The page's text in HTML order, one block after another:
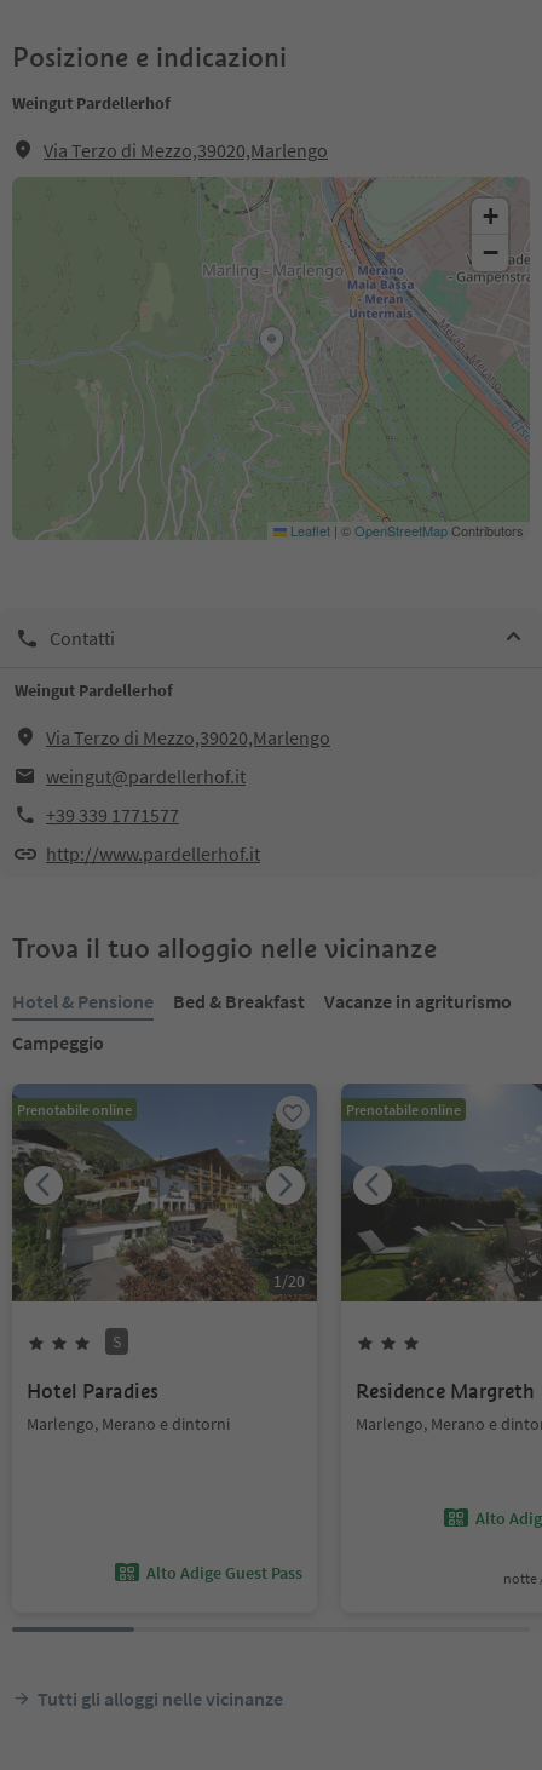
Posizione e indicazioni
Weingut Pardellerhof
Via Terzo di Mezzo,39020,Marlengo
+
−
Leaflet | ©OpenStreetMapContributors
Contatti
Weingut Pardellerhof
Via Terzo di Mezzo,39020,Marlengo
weingut@pardellerhof.it
+39 339 1771577
http://www.pardellerhof.it
Trova il tuo alloggio nelle vicinanze
Hotel & Pensione Bed & Breakfast
Vacanze in agriturismo
Campeggio
Prenotabile online
1/20
S
Hotel Paradies
Marlengo, Merano e dintorni
Alto Adige Guest Pass
Prenotabile online
Residence Margreth
Marlengo, Merano e
Alto
notte
Tutti gli alloggi nelle vicinanze